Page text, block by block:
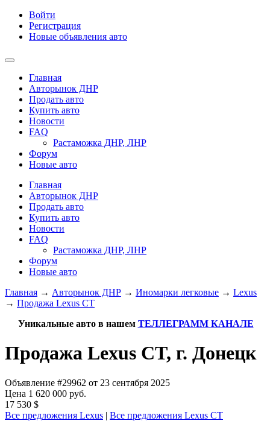
Войти
Регистрация
Новые объявления авто
Главная
Авторынок ДНР
Продать авто
Купить авто
Новости
FAQ
Растаможка ДНР, ЛНР
Форум
Новые авто
Главная
Авторынок ДНР
Продать авто
Купить авто
Новости
FAQ
Растаможка ДНР, ЛНР
Форум
Новые авто
Главная → Авторынок ДНР → Иномарки легковые → Lexus
→ Продажа Lexus CT
Уникальные авто в нашем ТЕЛЛЕГРАММ КАНАЛЕ
Продажа Lexus CT, г. Донецк
Объявление #29962 от 23 сентября 2025
Цена 1 620 000 руб.
17 530 $
Все предложения Lexus | Все предложения Lexus CT